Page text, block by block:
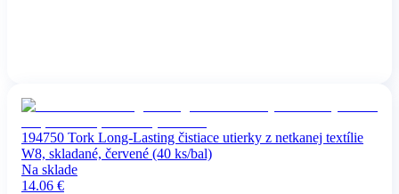
194750 Tork Long-Lasting čistiace utierky z netkanej textílie
W8, skladané, červené (40 ks/bal)
Na sklade
14.06 €